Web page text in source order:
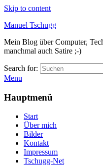
Skip to content
Manuel Tschugg
Mein Blog über Computer,
manchmal auch Satire ;-)
Search for:
Menu
Hauptmenü
Start
Über mich
Bilder
Kontakt
Impressum
Tschugg-Net